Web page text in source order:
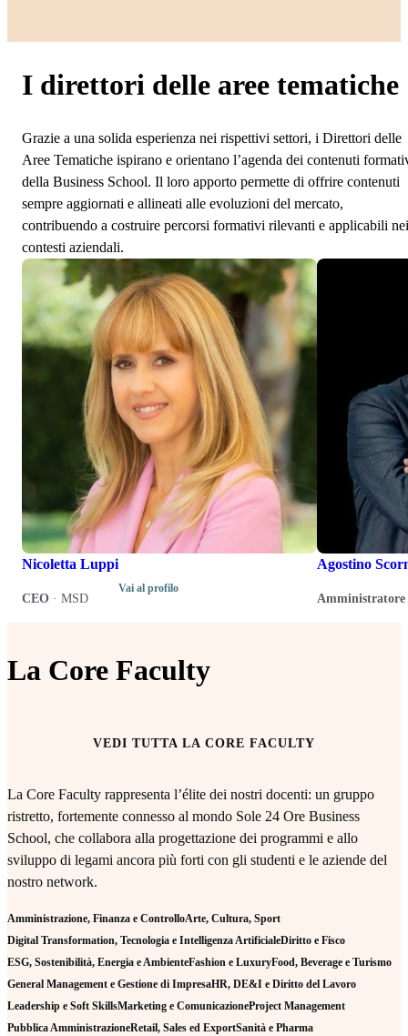
I direttori delle aree tematiche
Grazie a una solida esperienza nei rispettivi settori, i Direttori delle
Aree Tematiche ispirano e orientano l’agenda dei contenuti
della Business School. Il loro apporto permette di offrire contenuti
sempre aggiornati e allineati alle evoluzioni del mercato,
contribuendo a costruire percorsi formativi rilevanti e applicabili nei
contesti aziendali.
Nicoletta Luppi
CEO · MSD
Vai al profilo
Agostino
Amministratore
La Core Faculty
VEDI TUTTA LA CORE FACULTY
La Core Faculty rappresenta l’élite dei nostri docenti: un gruppo
ristretto, fortemente connesso al mondo Sole 24 Ore Business
School, che collabora alla progettazione dei programmi e allo
sviluppo di legami ancora più forti con gli studenti e le aziende del
nostro network.
Amministrazione, Finanza e ControlloArte, Cultura, Sport
Digital Transformation, Tecnologia e Intelligenza ArtificialeDiritto e Fisco
ESG, Sostenibilità, Energia e AmbienteFashion e LuxuryFood, Beverage e Turismo
General Management e Gestione di ImpresaHR, DE&I e Diritto del Lavoro
Leadership e Soft SkillsMarketing e ComunicazioneProject Management
Pubblica AmministrazioneRetail, Sales ed ExportSanità e Pharma